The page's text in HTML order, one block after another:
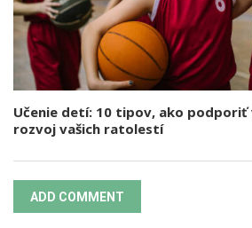
Učenie detí: 10 tipov, ako podporiť
rozvoj vašich ratolestí
ADD COMMENT